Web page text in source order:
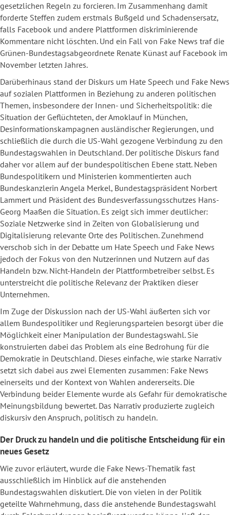
gesetzlichen Regeln zu forcieren. Im Zusammenhang damit
forderte Steffen zudem erstmals Bußgeld und Schadensersatz,
falls Facebook und andere Plattformen diskriminierende
Kommentare nicht löschten. Und ein Fall von Fake News traf die
Grünen-Bundestagsabgeordnete Renate Künast auf Facebook im
November letzten Jahres.
Darüberhinaus stand der Diskurs um Hate Speech und Fake News
auf sozialen Plattformen in Beziehung zu anderen politischen
Themen, insbesondere der Innen- und Sicherheitspolitik: die
Situation der Geflüchteten, der Amoklauf in München,
Desinformationskampagnen ausländischer Regierungen, und
schließlich die durch die US-Wahl gezogene Verbindung zu den
Bundestagswahlen in Deutschland. Der politische Diskurs fand
daher vor allem auf der bundespolitischen Ebene statt. Neben
Bundespolitikern und Ministerien kommentierten auch
Bundeskanzlerin Angela Merkel, Bundestagspräsident Norbert
Lammert und Präsident des Bundesverfassungsschutzes Hans-
Georg Maaßen die Situation. Es zeigt sich immer deutlicher:
Soziale Netzwerke sind in Zeiten von Globalisierung und
Digitalisierung relevante Orte des Politischen. Zunehmend
verschob sich in der Debatte um Hate Speech und Fake News
jedoch der Fokus von den Nutzerinnen und Nutzern auf das
Handeln bzw. Nicht-Handeln der Plattformbetreiber selbst. Es
unterstreicht die politische Relevanz der Praktiken dieser
Unternehmen.
Im Zuge der Diskussion nach der US-Wahl äußerten sich vor
allem Bundespolitiker und Regierungsparteien besorgt über die
Möglichkeit einer Manipulation der Bundestagswahl. Sie
konstruierten dabei das Problem als eine Bedrohung für die
Demokratie in Deutschland. Dieses einfache, wie starke Narrativ
setzt sich dabei aus zwei Elementen zusammen: Fake News
einerseits und der Kontext von Wahlen andererseits. Die
Verbindung beider Elemente wurde als Gefahr für demokratische
Meinungsbildung bewertet. Das Narrativ produzierte zugleich
diskursiv den Anspruch, politisch zu handeln.
Der Druck zu handeln und die politische Entscheidung für ein
neues Gesetz
Wie zuvor erläutert, wurde die Fake News-Thematik fast
ausschließlich im Hinblick auf die anstehenden
Bundestagswahlen diskutiert. Die von vielen in der Politik
geteilte Wahrnehmung, dass die anstehende Bundestagswahl